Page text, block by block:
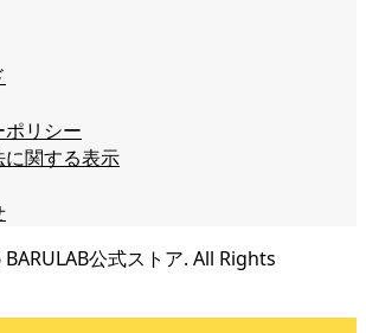
リシー
関する表示
BARULAB公式ストア. All Rights